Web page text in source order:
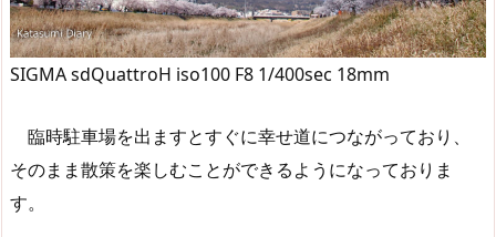
SIGMA sdQuattroH iso100 F8 1/400sec 18mm
臨時駐車場を出ますとすぐに幸せ道につながっており、
そのまま散策を楽しむことができるようになっておりま
す。